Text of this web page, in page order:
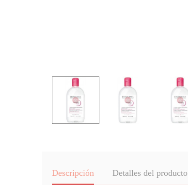
Descripción Detalles del producto